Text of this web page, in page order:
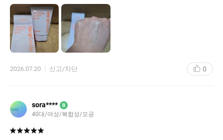
적으면 썬크림효과×
적극추천!
아차!보송한 텍스처이지만 건조하지는 않음
2026.07.20 신고/차단 0
sora**** B
40대/여성/복합성/모공